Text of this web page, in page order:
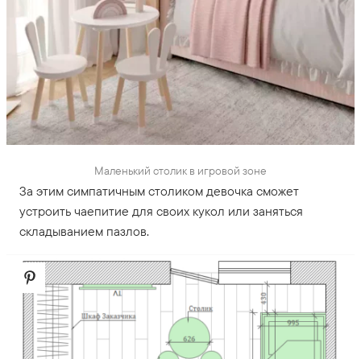
Маленький столик в игровой зоне
За этим симпатичным столиком девочка сможет
устроить чаепитие для своих кукол или заняться
складыванием пазлов.